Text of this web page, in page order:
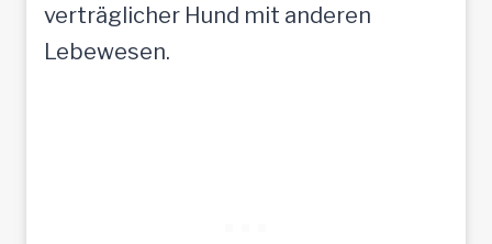
verträglicher Hund mit anderen
Lebewesen.